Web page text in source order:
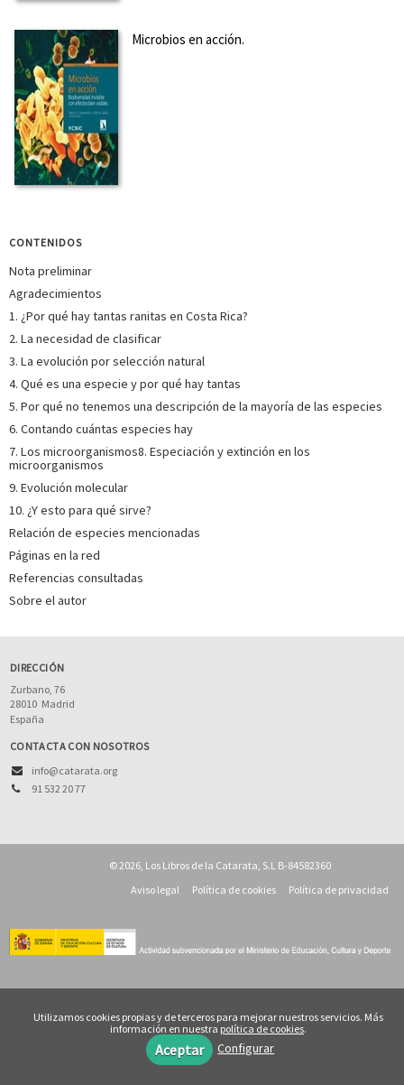
Microbios en acción.
CONTENIDOS
Nota preliminar
Agradecimientos
1. ¿Por qué hay tantas ranitas en Costa Rica?
2. La necesidad de clasificar
3. La evolución por selección natural
4. Qué es una especie y por qué hay tantas
5. Por qué no tenemos una descripción de la mayoría de las especies
6. Contando cuántas especies hay
7. Los microorganismos8. Especiación y extinción en los
microorganismos
9. Evolución molecular
10. ¿Y esto para qué sirve?
Relación de especies mencionadas
Páginas en la red
Referencias consultadas
Sobre el autor
DIRECCIÓN
Zurbano, 76
28010 Madrid
España
CONTACTA CON NOSOTROS
info@catarata.org
91 532 20 77
© 2026, Los Libros de la Catarata, S.L B-84582360
Aviso legal
Política de cookies Política de privacidad
Utilizamos cookies propias y de terceros para mejorar nuestros servicios. Más
información en nuestra política de cookies.
Aceptar Configurar